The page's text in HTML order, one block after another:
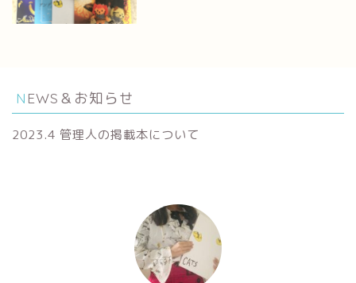
NEWS＆お知らせ
2023.4 管理人の掲載本について